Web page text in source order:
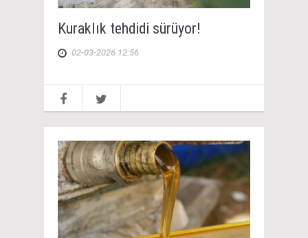
Kuraklık tehdidi sürüyor!
02-03-2026 12:56